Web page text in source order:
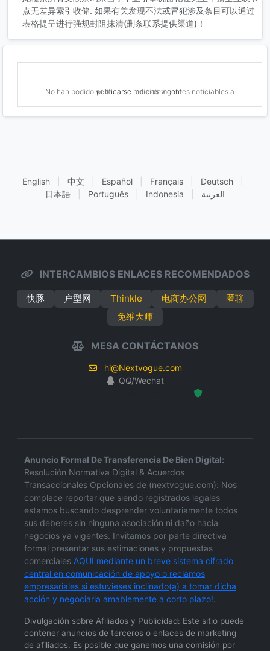
点无差异索引收储. 如果有关发现不法或冒犯涉及条目可以通过
表格提呈进行强规封阻抹清(删条联系提供渠道)！
No han podido verificarse indicios vigentes noticiables a publicarse recientemente.
English 中文 Español Français Deutsch
日本語
Português Indonesia العربية
INTERCAMBIOS ENLACES RECOMENDADOS
快豚 户型网 Thinkle 电商办公网
匿聊
免维大师
MESA CONTÁCTANOS
hi@Nextvogue.com
QQ/Wechat
Anuncio Formal De Transferencia De Bien Digital:
Resolución Normativa Digital & Acuerdos
Transaccionales Opcionales de (nextvogue.com): Nos
complace reportar que siendo registrados legales
estamos buscando desprender voluntariamente todos
sus deberes sin ninguna asociación ni daño hacia
negocios ya vigentes. Invitamos por parte directiva
formal presentar sus estimaciones y propuestas
comerciales AQUÍ mediante un breve sistema cifrado
central en comunicación de apoyo o reclamos
empresariales si estuvieses inclinado(a) a tomar dicha
acción y negociarla amablemente a corto plazo!.
Divulgación sobre Afiliados y Publicidad: Este sitio puede
contener anuncios de terceros o enlaces de marketing
de afiliados. Es posible que ganemos una comisión por